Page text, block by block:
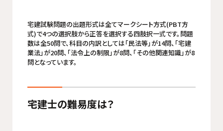
宅建試験問題の出題形式は全てマークシート方式(PBT方
式)で4つの選択肢から正答を選択する四肢択一式です。問題
数は全50問で、科目の内訳としては「民法等」が14問、「宅建
業法」が20問、「法令上の制限」が8問、「その他関連知識」が8
問となっています。
宅建士の難易度は？